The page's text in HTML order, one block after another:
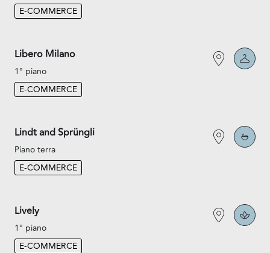
E-COMMERCE
Libero Milano
1° piano
E-COMMERCE
Lindt and Sprüngli
Piano terra
E-COMMERCE
Lively
1° piano
E-COMMERCE